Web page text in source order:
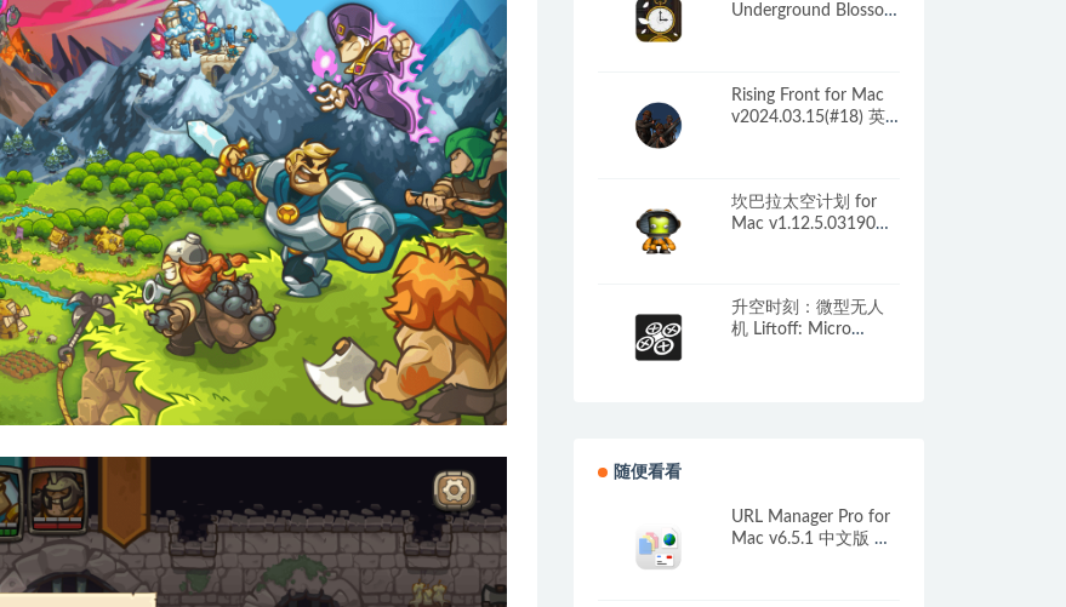
Underground Blossom
Rising Front for Mac
v2024.03.15(#18) 英
坎巴拉太空计划 for
Mac v1.12.5.03190
升空时刻：微型无人
机 Liftoff: Micro
随便看看
URL Manager Pro for
Mac v6.5.1 中文版 书